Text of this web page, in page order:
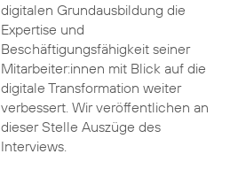
digitalen Grundausbildung die
Expertise und
Beschäftigungsfähigkeit seiner
Mitarbeiter:innen mit Blick auf die
digitale Transformation weiter
verbessert. Wir veröffentlichen an
dieser Stelle Auszüge des
Interviews.